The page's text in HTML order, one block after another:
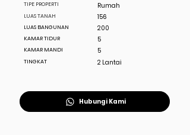
TIPE PROPERTI
LUAS TANAH
LUAS BANGUNAN
KAMAR TIDUR
KAMAR MANDI
TINGKAT
Rumah
156
200
5
5
2 Lantai
Hubungi Kami